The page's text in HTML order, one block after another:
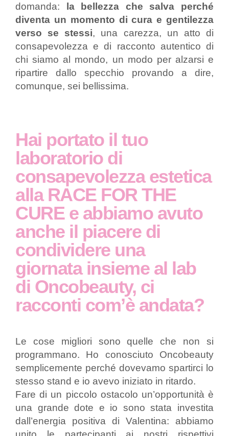
domanda: la bellezza che salva perché
diventa un momento di cura e gentilezza
verso se stessi, una carezza, un atto di
consapevolezza e di racconto autentico di
chi siamo al mondo, un modo per alzarsi e
ripartire dallo specchio provando a dire,
comunque, sei bellissima.
Hai portato il tuo
laboratorio di
consapevolezza estetica
alla RACE FOR THE
CURE e abbiamo avuto
anche il piacere di
condividere una
giornata insieme al lab
di Oncobeauty, ci
racconti com’è andata?
Le cose migliori sono quelle che non si
programmano. Ho conosciuto Oncobeauty
semplicemente perché dovevamo spartirci lo
stesso stand e io avevo iniziato in ritardo.
Fare di un piccolo ostacolo un’opportunità è
una grande dote e io sono stata investita
dall’energia positiva di Valentina: abbiamo